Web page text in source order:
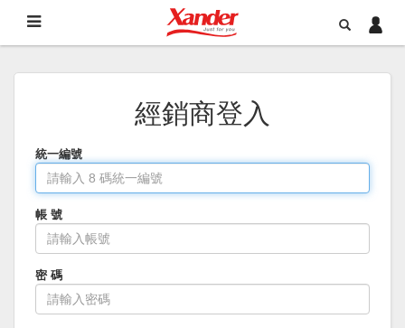
經銷商登入
統一編號
帳 號
密 碼